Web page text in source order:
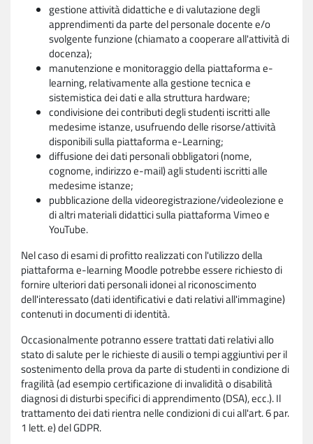
gestione attività didattiche e di valutazione degli
apprendimenti da parte del personale docente e/o
svolgente funzione (chiamato a cooperare all'attività di
docenza);
manutenzione e monitoraggio della piattaforma e-
learning, relativamente alla gestione tecnica e
sistemistica dei dati e alla struttura hardware;
condivisione dei contributi degli studenti iscritti alle
medesime istanze, usufruendo delle risorse/attività
disponibili sulla piattaforma e-Learning;
diffusione dei dati personali obbligatori (nome,
cognome, indirizzo e-mail) agli studenti iscritti alle
medesime istanze;
pubblicazione della videoregistrazione/videolezione e
di altri materiali didattici sulla piattaforma Vimeo e
YouTube.
Nel caso di esami di profitto realizzati con l'utilizzo della
piattaforma e-learning Moodle potrebbe essere richiesto di
fornire ulteriori dati personali idonei al riconoscimento
dell'interessato (dati identificativi e dati relativi all'immagine)
contenuti in documenti di identità.
Occasionalmente potranno essere trattati dati relativi allo
stato di salute per le richieste di ausili o tempi aggiuntivi per il
sostenimento della prova da parte di studenti in condizione di
fragilità (ad esempio certificazione di invalidità o disabilità
diagnosi di disturbi specifici di apprendimento (DSA), ecc.). Il
trattamento dei dati rientra nelle condizioni di cui all'art. 6 par.
1 lett. e) del GDPR.